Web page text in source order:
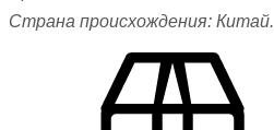
Страна происхождения: Китай.